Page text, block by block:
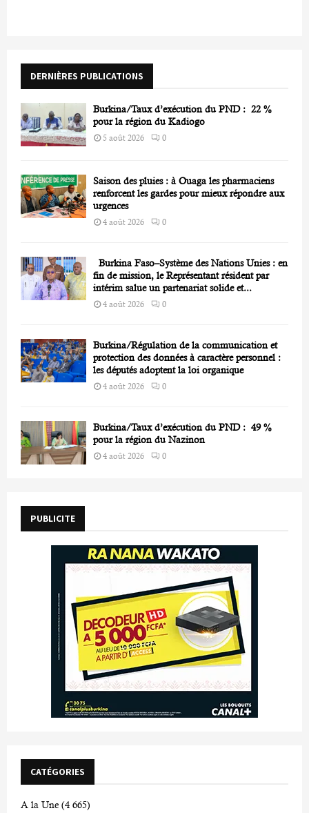
r
DERNIÈRES PUBLICATIONS
Burkina/Taux d’exécution du PND : 22 %
pour la région du Kadiogo
5 août 2026 0
Saison des pluies : à Ouaga les pharmaciens
renforcent les gardes pour mieux répondre aux
urgences
4 août 2026 0
Burkina Faso–Système des Nations Unies : en
fin de mission, le Représentant résident par
intérim salue un partenariat solide et...
4 août 2026 0
Burkina/Régulation de la communication et
protection des données à caractère personnel :
les députés adoptent la loi organique
4 août 2026 0
Burkina/Taux d’exécution du PND : 49 %
pour la région du Nazinon
4 août 2026 0
PUBLICITE
CATÉGORIES
A la Une (4 665)